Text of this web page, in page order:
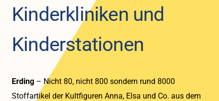
Kinderkliniken und
Kinderstationen
Erding – Nicht 80, nicht 800 sondern rund 8000
Stoffartikel der Kultfiguren Anna, Elsa und Co. aus dem